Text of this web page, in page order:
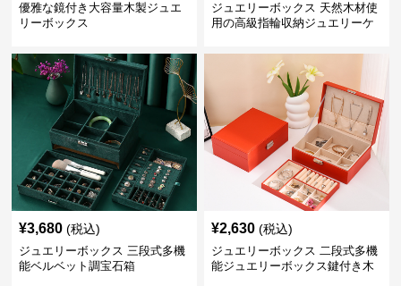
優雅な鏡付き大容量木製ジュエ
リーボックス
ジュエリーボックス 天然木材使
用の高級指輪収納ジュエリーケ
¥3,680 (税込)
ジュエリーボックス 三段式多機
能ベルベット調宝石箱
¥2,630 (税込)
ジュエリーボックス 二段式多機
能ジュエリーボックス鍵付き木